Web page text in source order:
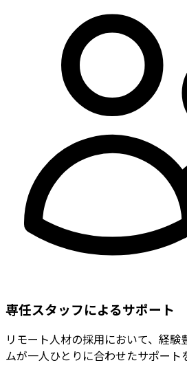
専任スタッフによるサポート
リモート人材の採用において、経験
ムが一人ひとりに合わせたサポート